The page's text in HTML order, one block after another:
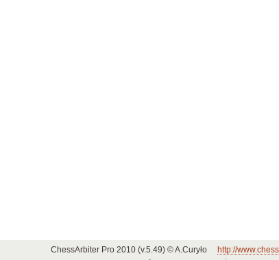
ChessArbiter Pro 2010 (v.5.49) © A.Curyło
http://